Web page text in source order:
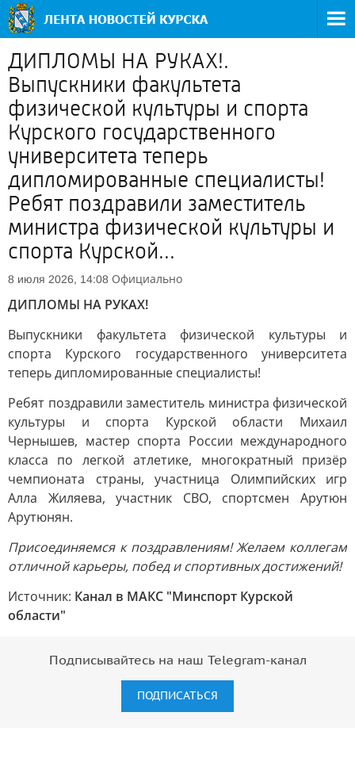
ДИПЛОМЫ НА РУКАХ!.
Выпускники факультета
физической культуры и спорта
Курского государственного
университета теперь
дипломированные специалисты!
Ребят поздравили заместитель
министра физической культуры и
спорта Курской...
8 июля 2026, 14:08 Официально
ДИПЛОМЫ НА РУКАХ!
Выпускники факультета физической культуры и
спорта Курского государственного университета
теперь дипломированные специалисты!
Ребят поздравили заместитель министра физической
культуры и спорта Курской области Михаил
Чернышев, мастер спорта России международного
класса по легкой атлетике, многократный призёр
чемпионата страны, участница Олимпийских игр
Алла Жиляева, участник СВО, спортсмен Арутюн
Арутюнян.
Присоединяемся к поздравлениям! Желаем коллегам
отличной карьеры, побед и спортивных достижений!
Источник: Канал в МАКС "Минспорт Курской
области"
Подписывайтесь на наш Telegram-канал
ПОДПИСАТЬСЯ